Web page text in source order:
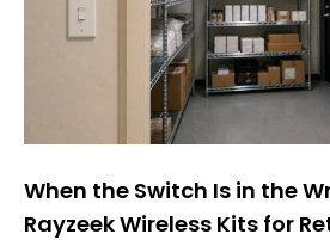
When the Switch Is in the
Rayzeek Wireless Kits for